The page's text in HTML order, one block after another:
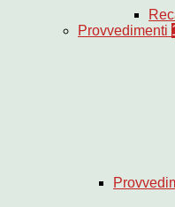
Provvedimenti